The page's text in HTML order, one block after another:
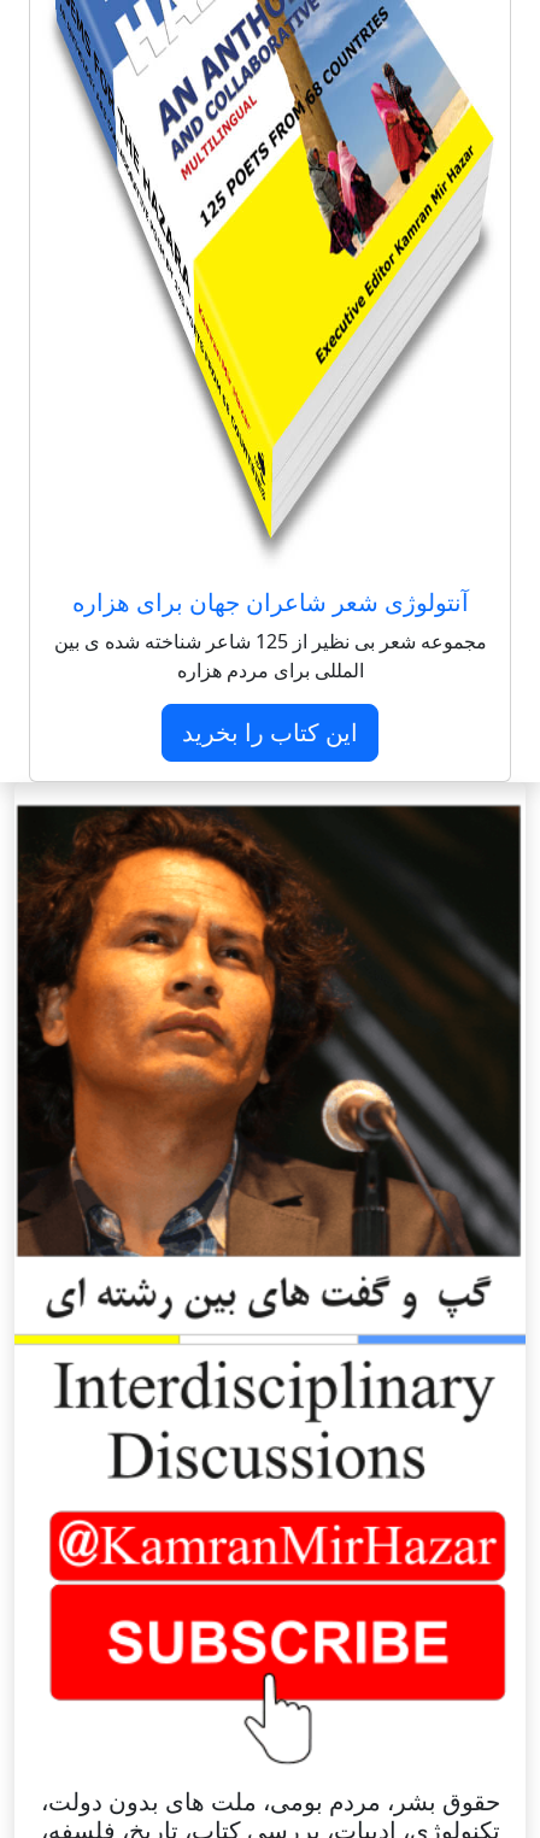
آنتولوژی شعر شاعران جهان برای هزاره
مجموعه شعر بی نظیر از 125 شاعر شناخته شده ی بین
المللی برای مردم هزاره
این کتاب را بخرید
حقوق بشر، مردم بومی، ملت های بدون دولت،
تکنولوژی، ادبیات، بررسی کتاب، تاریخ، فلسفه،